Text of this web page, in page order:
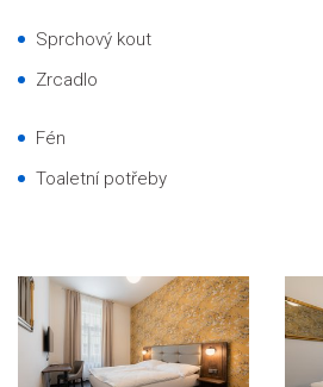
Sprchový kout
Zrcadlo
Fén
Toaletní potřeby